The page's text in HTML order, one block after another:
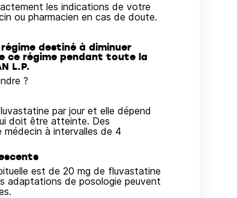
les indications de votre
ou pharmacien en cas de doute.
destiné à diminuer
ce régime pendant toute la
L.P.
?
par jour et elle dépend
doit être atteinte. Des
à intervalles de 4
est de 20 mg de fluvastatine
adaptations de posologie peuvent